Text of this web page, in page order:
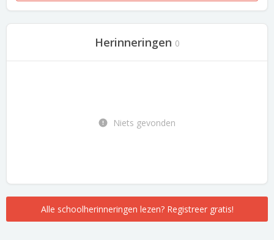
Herinneringen 0
Niets gevonden
Alle schoolherinneringen lezen? Registreer gratis!